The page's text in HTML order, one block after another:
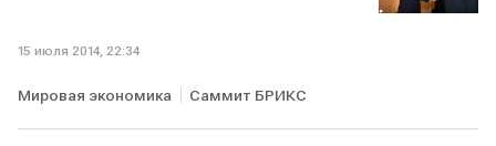
15 июля 2014, 22:34
Мировая экономика Саммит БРИКС